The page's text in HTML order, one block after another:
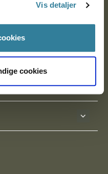
Vis detaljer
cookies